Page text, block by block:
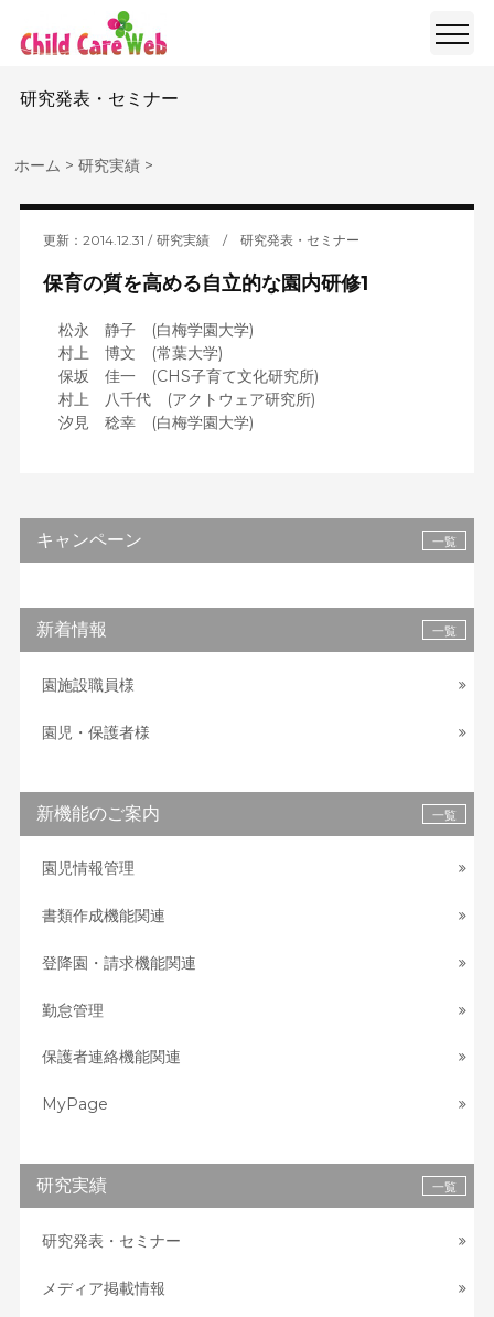
研究発表・セミナー
ホーム >研究実績 >
更新：2014.12.31 研究実績/ 研究発表・セミナー
保育の質を高める自立的な園内研修1
松永 静子 (白梅学園大学)
村上 博文 (常葉大学)
保坂 佳一 (CHS子育て文化研究所)
村上 八千代 (アクトウェア研究所)
汐見 稔幸 (白梅学園大学)
キャンペーン 一覧
新着情報 一覧
園施設職員様
園児・保護者様
新機能のご案内 一覧
園児情報管理
書類作成機能関連
登降園・請求機能関連
勤怠管理
保護者連絡機能関連
MyPage
研究実績 一覧
研究発表・セミナー
メディア掲載情報